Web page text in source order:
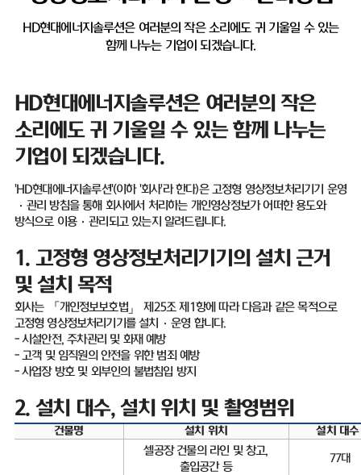
HD현대에너지솔루션은 여러분의 작은 소리에도 귀 기울일 수 있는
함께 나누는 기업이 되겠습니다.
HD현대에너지솔루션은 여러분의 작은
소리에도 귀 기울일 수 있는 함께 나누는
기업이 되겠습니다.
'HD현대에너지솔루션'(이하'회사'라 한다)은 고정형 영상정보처리기기 운영
· 관리 방침을 통해 회사에서 처리하는 개인영상정보가 어떠한 용도와
방식으로 이용·관리되고 있는지 알려드립니다.
1. 고정형 영상정보처리기기의 설치 근거
및 설치 목적
회사는 「개인정보보호법」 제 25조 제 1항에 따라 다음과 같은 목적으로
고정형 영상정보처리기기를 설치
· 운영 합니다.
-시설안전,주차관리 및 화재 예방
-고객 및 임직원의 안전을 위한 범죄 예방
-사업장 방호 및 외부인의 불법침입 방지
2. 설치 대수,설치 위치 및 촬영범위
건물명 설치 위치 설치 대수
셀공장 건물의 라인 및 창고,
출입공간 등
77대